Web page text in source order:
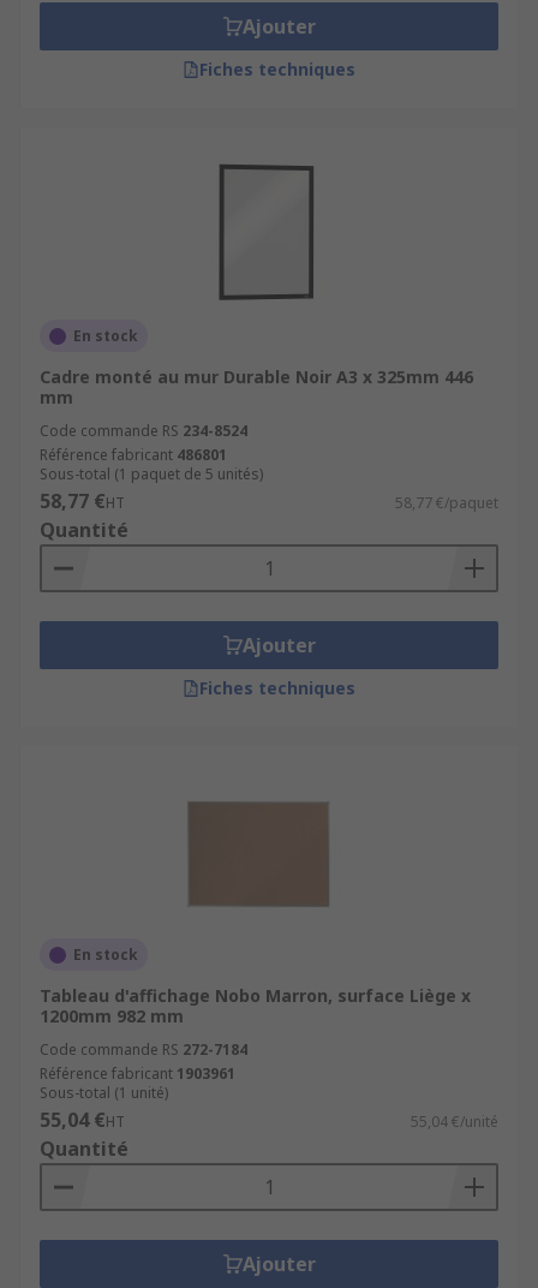
Ajouter
Fiches techniques
En stock
Cadre monté au mur Durable Noir A3 x 325mm 446
mm
Code commande RS 234-8524
Référence fabricant 486801
Sous-total (1 paquet de 5 unités)
58,77 €HT 58,77 €/paquet
Quantité
Ajouter
Fiches techniques
En stock
Tableau d'affichage Nobo Marron, surface Liège x
1200mm 982 mm
Code commande RS 272-7184
Référence fabricant 1903961
Sous-total (1 unité)
55,04 €HT 55,04 €/unité
Quantité
Ajouter